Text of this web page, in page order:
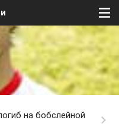
на бобслейной